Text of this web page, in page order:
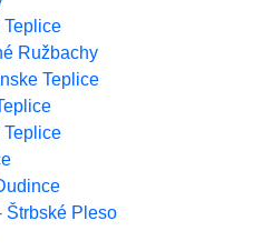
Teplice
Ružbachy
Teplice
Teplice
Štrbské Pleso